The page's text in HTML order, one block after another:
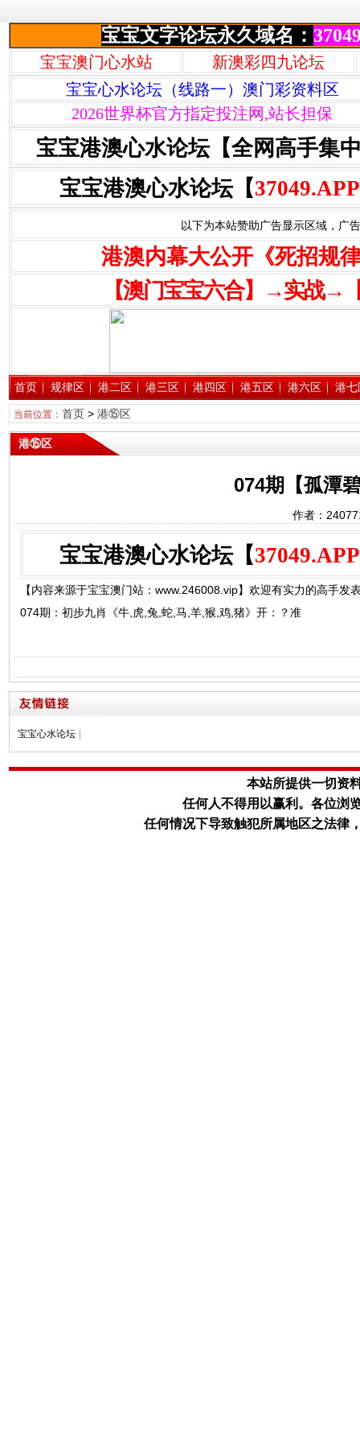
宝宝文字论坛永久域名：
宝宝澳门心水站
新澳彩四九论坛
宝宝心水论坛（线路一）澳门彩资料区
2026世界杯官方指定投注网,站长担保
宝宝港澳心水论坛【全网高手集
宝宝港澳心水论坛【37049.APP
以下为本站赞助广告显示区域，广
港澳内幕大公开《死招规
【澳门宝宝六合】→实战→
首页 规律区 港二区 港三区 港四区 港五区 港六区 港七
当前位置： 首页> 港⑮区
港⑮区
074期【孤潭
作者：
宝宝港澳心水论坛【37049.APP
【内容来源于宝宝澳门站：www.246008.vip】欢迎有实力的高手发
074期：初步九肖《牛,虎,兔,蛇,马,羊,猴,鸡,猪》开：？准
宝宝心水论坛
本站所提供一切资
任何人不得用以赢利。 各位浏
任何情况下导致触犯所属地区之法律